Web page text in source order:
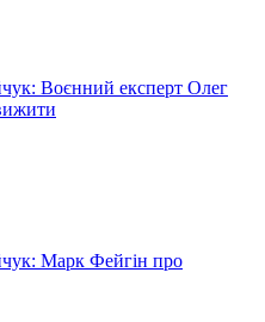
Воєнний експерт Олег
Марк Фейгін про